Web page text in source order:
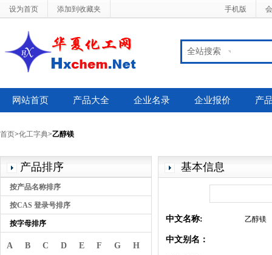
设为首页 添加到收藏夹 手机版
全站搜索
网站首页 产品大全 企业名录 企业报价 产
首页>化工字典>乙醇镁
产品排序
按产品名称排序
按CAS 登录号排序
按字母排序
A B C D E F G H
基本信息
中文名称: 乙醇镁
中文别名：